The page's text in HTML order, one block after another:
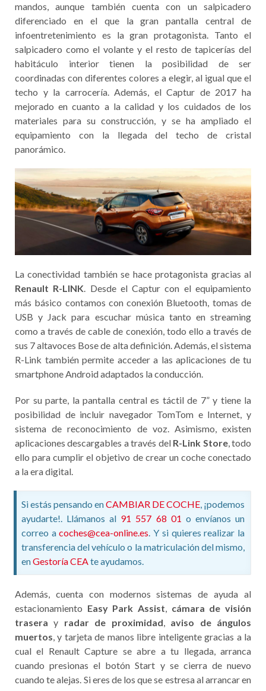
mandos, aunque también cuenta con un salpicadero
diferenciado en el que la gran pantalla central de
infoentretenimiento es la gran protagonista. Tanto el
salpicadero como el volante y el resto de tapicerías del
habitáculo interior tienen la posibilidad de ser
coordinadas con diferentes colores a elegir, al igual que el
techo y la carrocería. Además, el Captur de 2017 ha
mejorado en cuanto a la calidad y los cuidados de los
materiales para su construcción, y se ha ampliado el
equipamiento con la llegada del techo de cristal
panorámico.
La conectividad también se hace protagonista gracias al
Renault R-LINK. Desde el Captur con el equipamiento
más básico contamos con conexión Bluetooth, tomas de
USB y Jack para escuchar música tanto en streaming
como a través de cable de conexión, todo ello a través de
sus 7 altavoces Bose de alta definición. Además, el sistema
R-Link también permite acceder a las aplicaciones de tu
smartphone Android adaptados la conducción.
Por su parte, la pantalla central es táctil de 7” y tiene la
posibilidad de incluir navegador TomTom e Internet, y
sistema de reconocimiento de voz. Asimismo, existen
aplicaciones descargables a través del R-Link Store, todo
ello para cumplir el objetivo de crear un coche conectado
a la era digital.
Si estás pensando enCAMBIAR DE COCHE, ¡podemos
ayudarte!. Llámanos al 91 557 68 01 o envíanos un
correo acoches@cea-online.es. Y si quieres realizar la
transferencia del vehículo o la matriculación del mismo,
enGestoría CEAte ayudamos.
Además, cuenta con modernos sistemas de ayuda al
estacionamiento Easy Park Assist, cámara de visión
trasera y radar de proximidad, aviso de ángulos
muertos, y tarjeta de manos libre inteligente gracias a la
cual el Renault Capture se abre a tu llegada, arranca
cuando presionas el botón Start y se cierra de nuevo
cuando te alejas. Si eres de los que se estresa al arrancar en